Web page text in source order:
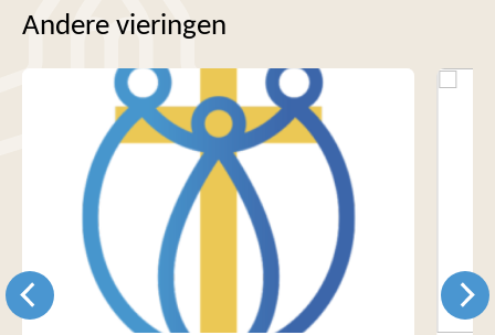
Andere vieringen